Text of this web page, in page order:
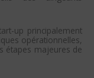
up principalement
opérationnelles,
étapes majeures de